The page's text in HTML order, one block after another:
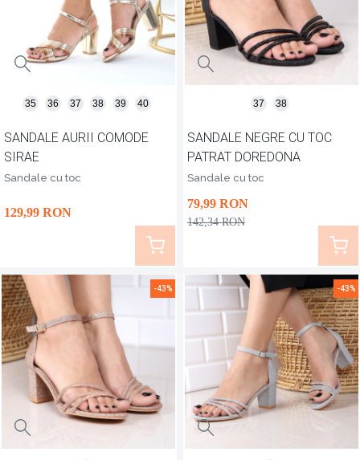
SANDALE AURII COMODE
SIRAE
Sandale cu toc
129,99 RON
35 36 37 38 39 40
SANDALE NEGRE CU TOC
PATRAT DOREDONA
Sandale cu toc
79,99 RON
142,34 RON
37 38
-43% -43%